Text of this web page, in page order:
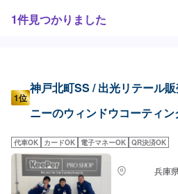
1件見つかりました
1位
神戸北町SS / 出光リテール
ニーのウィンドウコーティン
代車OK カードOK 電子マネーOK QR決済OK
兵庫